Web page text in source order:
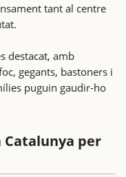
tant al centre
destacat, amb
gegants, bastoners i
puguin gaudir-ho
per